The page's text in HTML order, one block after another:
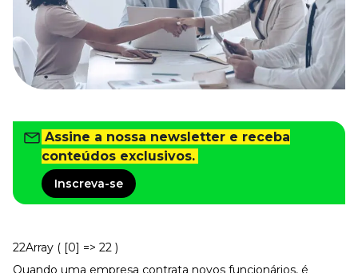
Tudo para facilitar a rotina
Imprensa
VR na Imprensa
Cursos
Todos os Cursos
Explore o nosso acervo
Departamento Pessoal
Para simplificar os processos
Eleve os resultados da organização
Assine a nossa newsletter e receba
conteúdos exclusivos.
Inscreva-se
22Array ( [0] => 22 )
Quando uma empresa contrata novos funcionários, é